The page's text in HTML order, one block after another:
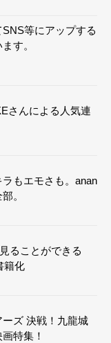
等にアップする
す。
さんによる人気連
もエモさも。anan
。
ることができる
籍化
ーズ 決戦！九龍城
特集！